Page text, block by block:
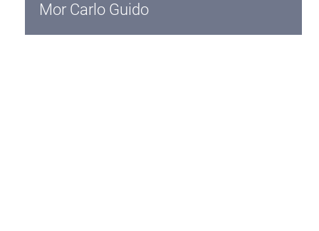
Mor Carlo Guido